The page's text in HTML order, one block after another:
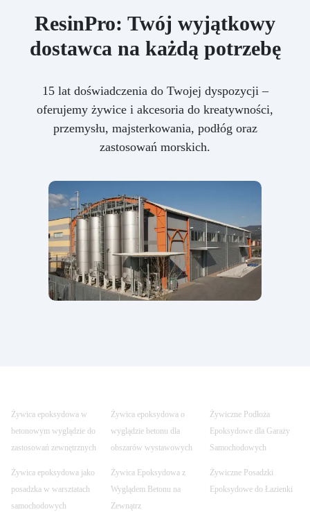
ResinPro: Twój wyjątkowy
dostawca na każdą potrzebę
15 lat doświadczenia do Twojej dyspozycji –
oferujemy żywice i akcesoria do kreatywności,
przemysłu, majsterkowania, podłóg oraz
zastosowań morskich.
Żywica epoksydowa w
betonowym wyglądzie do
zastosowań zewnętrznych
Żywica epoksydowa o
wyglądzie betonu dla
obszarów wystawowych
Żywiczne Podłoża
Epoksydowe dla Garaży
Samochodowych
Żywica epoksydowa jako
posadzka w warsztatach
samochodowych
Żywica Epoksydowa z
Wyglądem Betonu na
Zewnątrz
Żywiczne Posadzki
Epoksydowe do Łazienki